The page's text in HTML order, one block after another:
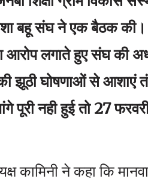
बहू संघ ने एक बैठक
आरोप लगाते हुए संघ की
झूठी घोषणाओं से
पूरी नही हुई तो 27
कामिनी ने कहा कि